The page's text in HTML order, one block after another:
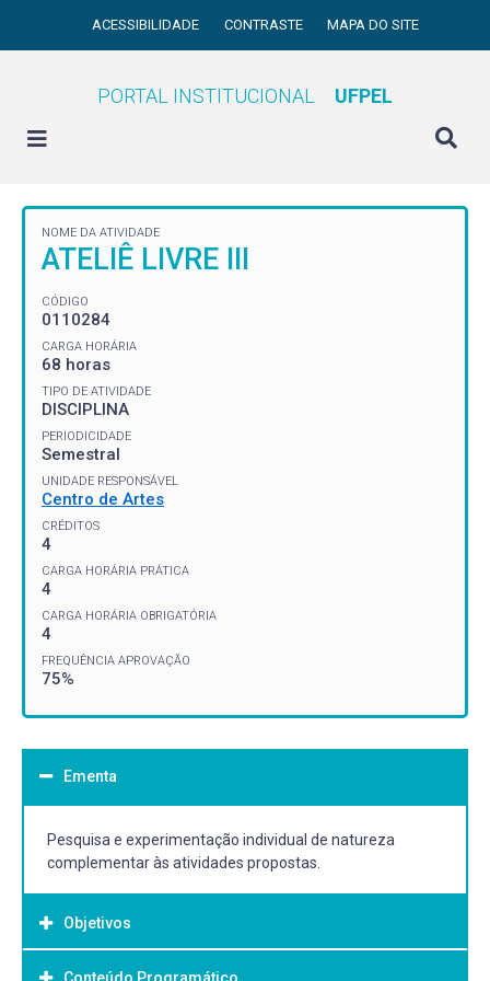
ACESSIBILIDADE CONTRASTE MAPA DO SITE
PORTAL INSTITUCIONAL UFPEL
NOME DA ATIVIDADE
ATELIÊ LIVRE III
CÓDIGO
0110284
CARGA HORÁRIA
68 horas
TIPO DE ATIVIDADE
DISCIPLINA
PERIODICIDADE
Semestral
UNIDADE RESPONSÁVEL
Centro de Artes
CRÉDITOS
4
CARGA HORÁRIA PRÁTICA
4
CARGA HORÁRIA OBRIGATÓRIA
4
FREQUÊNCIA APROVAÇÃO
75%
Ementa
Pesquisa e experimentação individual de natureza
complementar às atividades propostas.
Objetivos
Conteúdo Programático